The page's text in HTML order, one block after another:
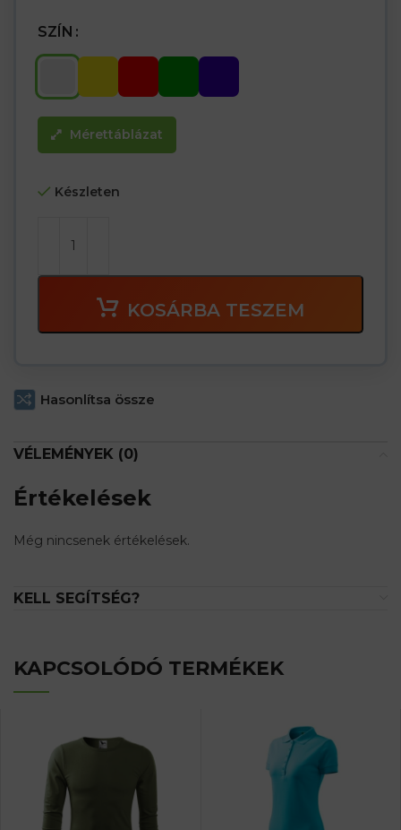
SZÍN
Mérettáblázat
Készleten
KOSÁRBA TESZEM
Hasonlítsa össze
VÉLEMÉNYEK (0)
Értékelések
Még nincsenek értékelések.
KELL SEGÍTSÉG?
KAPCSOLÓDÓ TERMÉKEK